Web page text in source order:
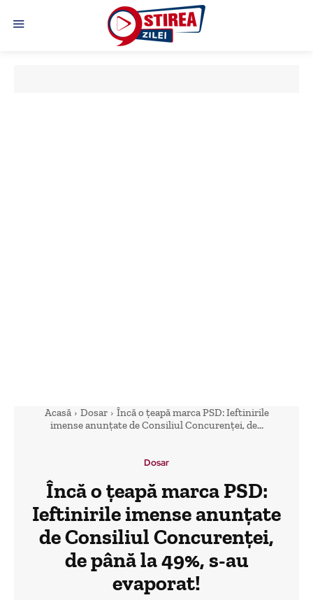
Acasă Dosar
Încă o țeapă marca PSD: Ieftinirile
imense anunțate de Consiliul Concurenței, de...
Dosar
Încă o țeapă marca PSD:
Ieftinirile imense anunțate
de Consiliul Concurenței,
de până la 49%, s-au
evaporat!